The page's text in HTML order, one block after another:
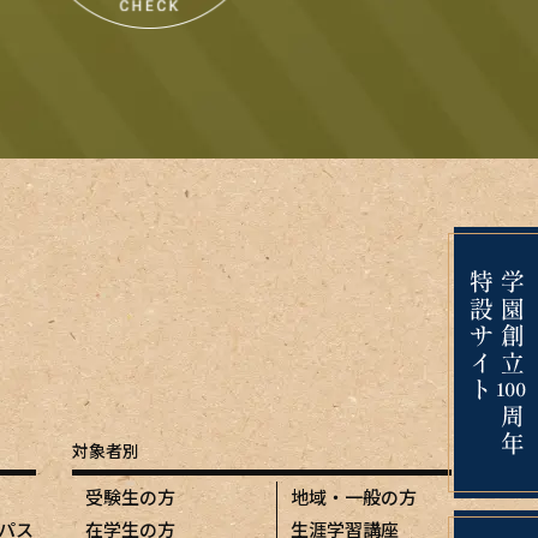
ス
対象者別
受験生の方
在学生の方
地域・一般の方
生涯学習講座